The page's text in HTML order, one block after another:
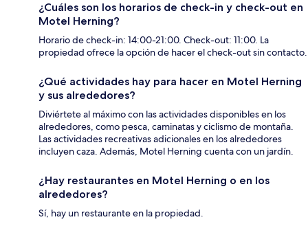
¿Cuáles son los horarios de check-in y check-out en
Motel Herning?
Horario de check-in: 14:00-21:00. Check-out: 11:00. La
propiedad ofrece la opción de hacer el check-out sin contacto.
¿Qué actividades hay para hacer en Motel Herning
y sus alrededores?
Diviértete al máximo con las actividades disponibles en los
alrededores, como pesca, caminatas y ciclismo de montaña.
Las actividades recreativas adicionales en los alrededores
incluyen caza. Además, Motel Herning cuenta con un jardín.
¿Hay restaurantes en Motel Herning o en los
alrededores?
Sí, hay un restaurante en la propiedad.